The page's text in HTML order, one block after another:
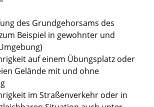
des Grundgehorsams des
Beispiel in gewohnter und
auf einem Übungsplatz oder
Gelände mit und ohne
im Straßenverkehr oder in